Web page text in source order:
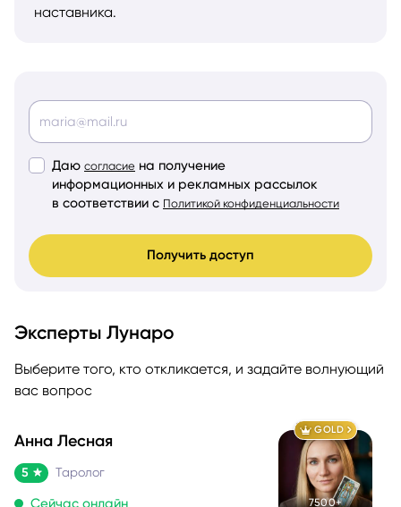
наставника.
Даю согласие на получение
информационных и рекламных рассылок
в соответствии с Политикой конфиденциальности
Получить доступ
Эксперты Лунаро
Выберите того, кто откликается, и задайте волнующий
вас вопрос
GOLD
7500+
Анна Лесная
5 Таролог
Сейчас онлайн